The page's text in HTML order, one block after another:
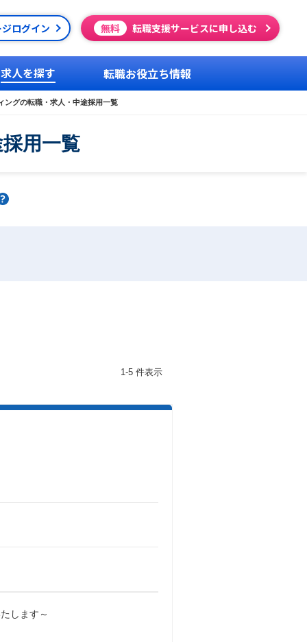
ログイン 無料 転職支援サービスに申し込む
求人を探す 転職お役立ち情報
ングの転職・求人・中途採用一覧
用一覧
1-5 件表示
します～